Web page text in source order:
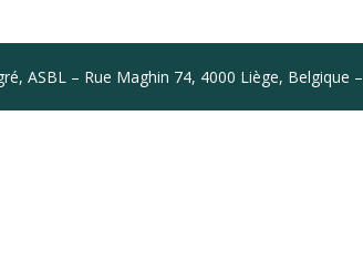
ASBL – Rue Maghin 74, 4000 Liège, Belgique –